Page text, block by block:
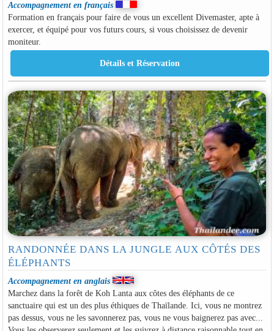
Accompagnement en français
Formation en français pour faire de vous un excellent Divemaster, apte à
exercer, et équipé pour vos futurs cours, si vous choisissez de devenir
moniteur.
RANDONNÉE DANS LA JUNGLE AUX CÔTÉS DES
ÉLÉPHANTS
Accompagnement en anglais
Marchez dans la forêt de Koh Lanta aux côtes des éléphants de ce
sanctuaire qui est un des plus éthiques de Thaïlande. Ici, vous ne montrez
pas dessus, vous ne les savonnerez pas, vous ne vous baignerez pas avec...